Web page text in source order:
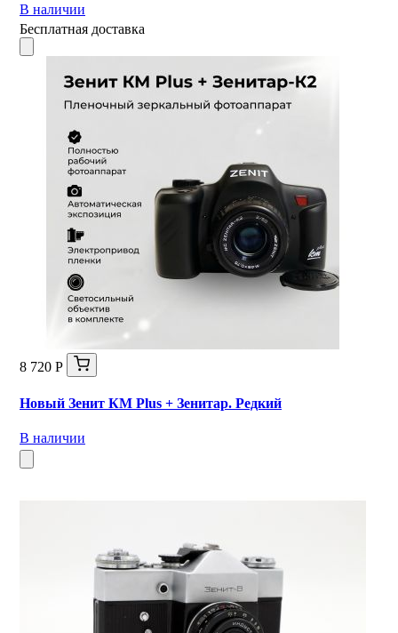
В наличии
Бесплатная доставка
8 720 Р
Новый Зенит КМ Plus + Зенитар. Редкий
В наличии